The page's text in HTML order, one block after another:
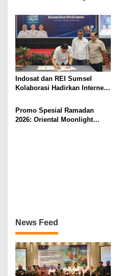
Selatan
Indosat dan REI Sumsel
Kolaborasi Hadirkan Internet
Hunian
Promo Spesial Ramadan
2026: Oriental Moonlight
News Feed